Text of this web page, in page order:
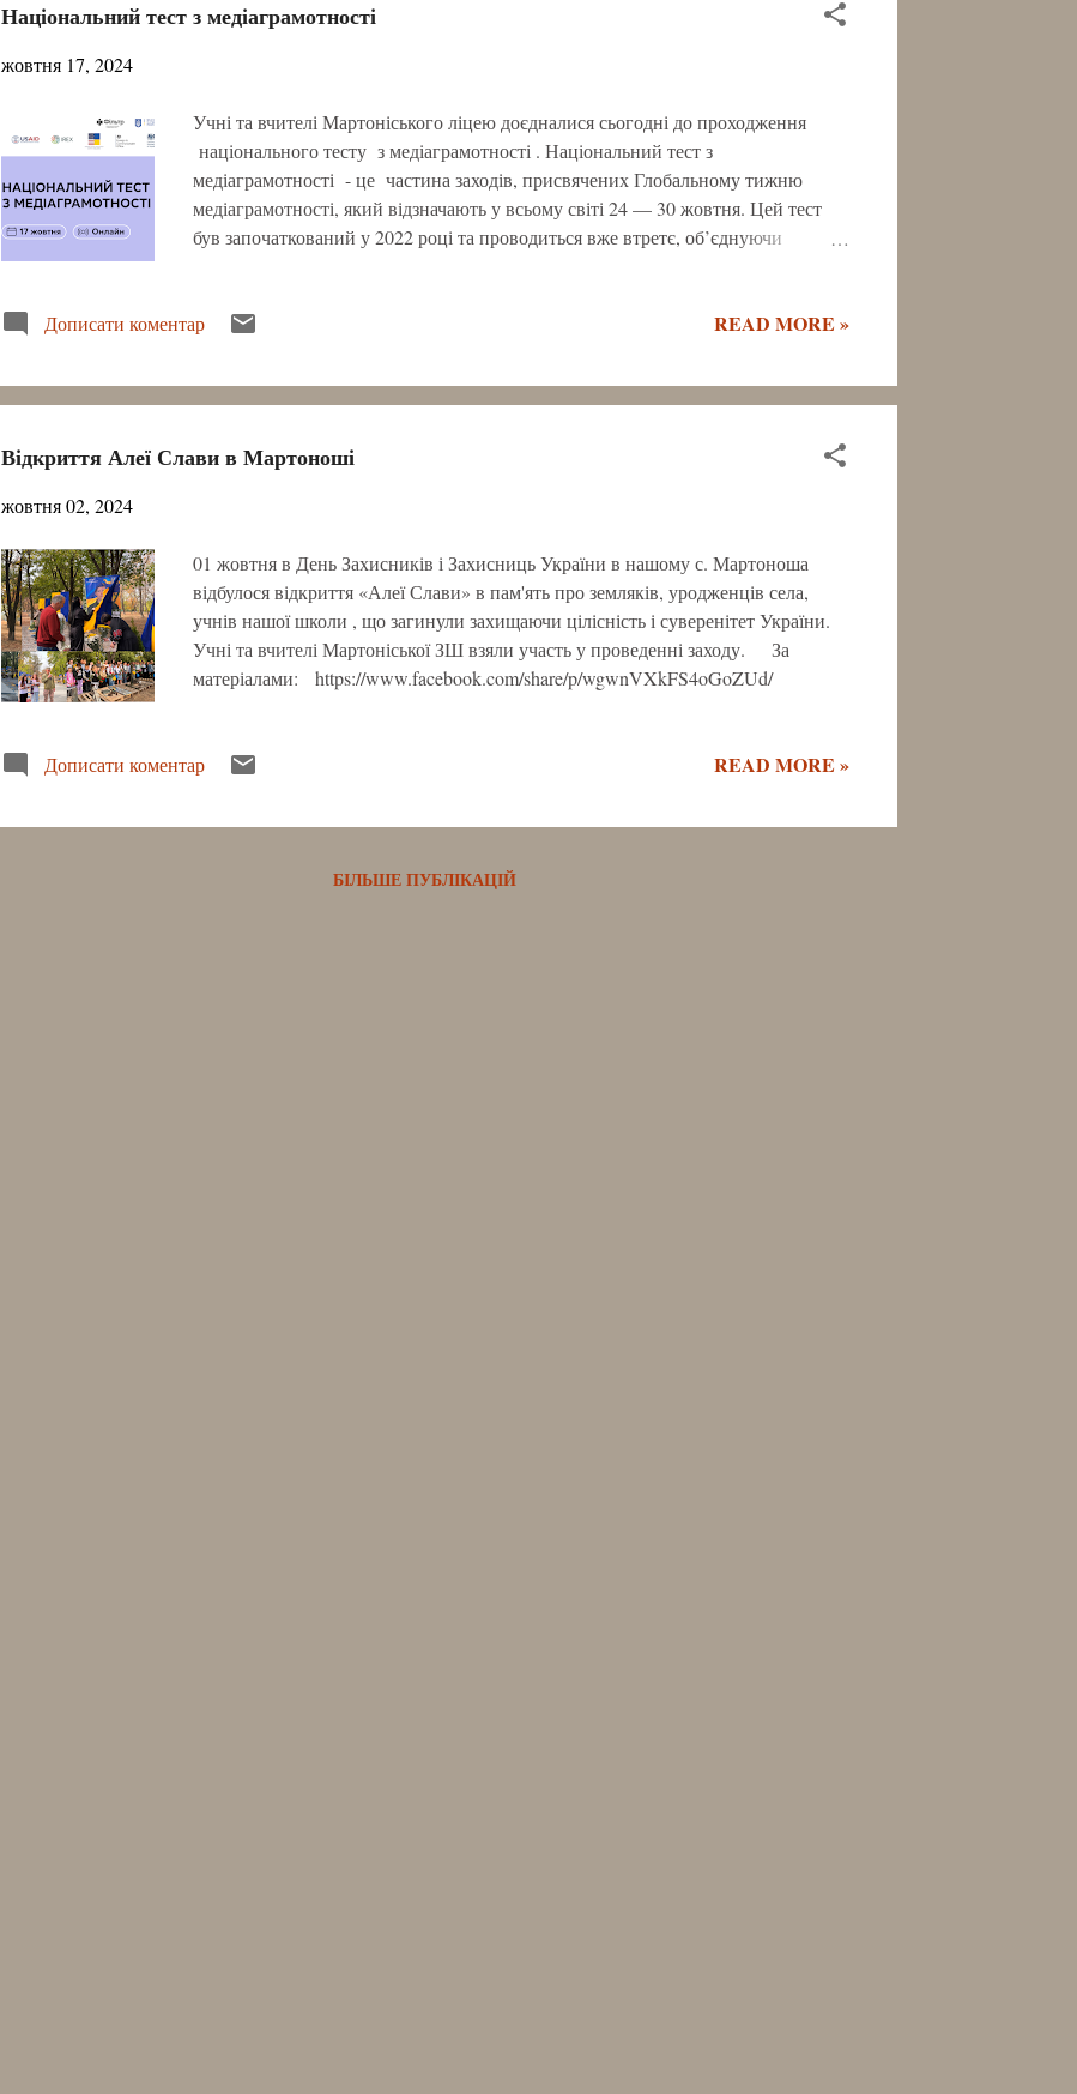
Національний тест з медіаграмотності
жовтня 17, 2024
Учні та вчителі Мартоніського ліцею доєдналися сьогодні до проходження
національного тесту з медіаграмотності . Національний тест з
медіаграмотності - це частина заходів, присвячених Глобальному тижню
медіаграмотності, який відзначають у всьому світі 24 — 30 жовтня. Цей тест
був започаткований у 2022 році та проводиться вже втретє, об’єднуючи
електронну пошту з проханням повідомити дані для відправлення подарунків.
Дописати коментар READ MORE »
Відкриття Алеї Слави в Мартоноші
жовтня 02, 2024
01 жовтня в День Захисників і Захисниць України в нашому с. Мартоноша
відбулося відкриття «Алеї Слави» в пам'ять про земляків, уродженців села,
учнів нашої школи , що загинули захищаючи цілісність і суверенітет України.
Учні та вчителі Мартоніської ЗШ взяли участь у проведенні заходу. За
матеріалами: https://www.facebook.com/share/p/wgwnVXkFS4oGoZUd/
Дописати коментар READ MORE »
БІЛЬШЕ ПУБЛІКАЦІЙ